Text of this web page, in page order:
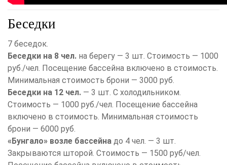
Беседки
7 беседок.
Беседки на 8 чел. на берегу — 3 шт. Стоимость — 1000
руб./чел. Посещение бассейна включено в стоимость.
Минимальная стоимость брони — 3000 руб.
Беседки на 12 чел. — 3 шт. С холодильником.
Стоимость — 1000 руб./чел. Посещение бассейна
включено в стоимость. Минимальная стоимость
брони — 6000 руб.
«Бунгало» возле бассейна до 4 чел. — 3 шт.
Закрываются шторой. Стоимость — 1500 руб/чел.